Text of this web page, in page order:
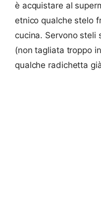
è acquistare al
etnico qualche stelo
cucina. Servono steli
(non tagliata troppo
qualche radichetta